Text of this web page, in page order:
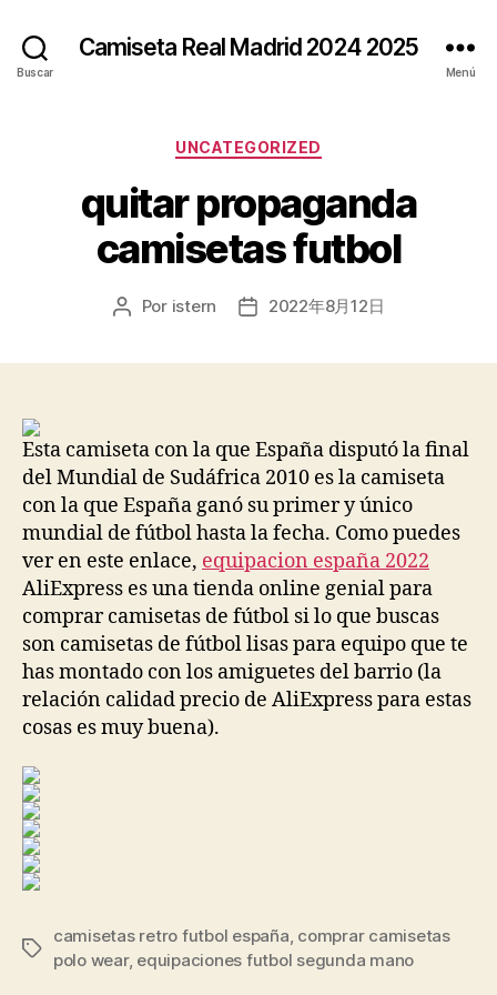
Buscar
Camiseta Real Madrid 2024 2025
Menú
Categorías
UNCATEGORIZED
quitar propaganda
camisetas futbol
Autor
Por istern
Fecha2022年8月12日
Esta camiseta con la que España disputó la final
del Mundial de Sudáfrica 2010 es la camiseta
con la que España ganó su primer y único
mundial de fútbol hasta la fecha. Como puedes
ver en este enlace, equipacion españa 2022
AliExpress es una tienda online genial para
comprar camisetas de fútbol si lo que buscas
son camisetas de fútbol lisas para equipo que te
has montado con los amiguetes del barrio (la
relación calidad precio de AliExpress para estas
cosas es muy buena).
Etiquetas
camisetas retro futbol españa, comprar camisetas
polo wear, equipaciones futbol segunda mano